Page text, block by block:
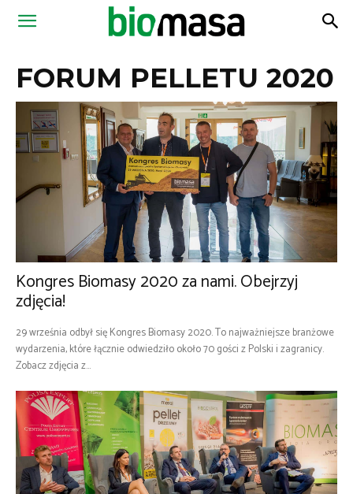
Magazyn
FORUM PELLETU 2020
Kongres Biomasy 2020 za nami. Obejrzyj
zdjęcia!
29 września odbył się Kongres Biomasy 2020. To najważniejsze branżowe
wydarzenia, które łącznie odwiedziło około 70 gości z Polski i zagranicy.
Zobacz zdjęcia z...